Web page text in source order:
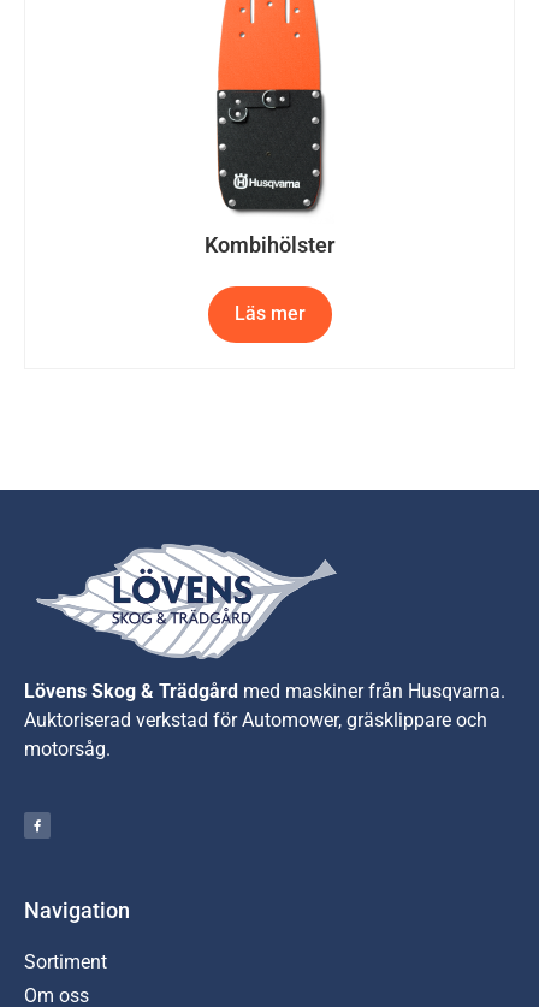
Kombihölster
Läs mer
Lövens Skog & Trädgård med maskiner från Husqvarna.
Auktoriserad verkstad för Automower, gräsklippare och
motorsåg.
Navigation
Sortiment
Om oss